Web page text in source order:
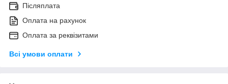
Післяплата
Оплата на рахунок
Оплата за реквізитами
Всі умови оплати